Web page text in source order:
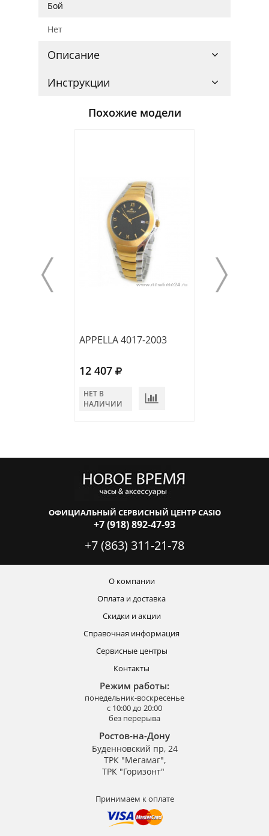
Бой
Нет
Описание
Инструкции
Похожие модели
APPELLA 4017-2003
12 407
НЕТ В
НАЛИЧИИ
ОФИЦИАЛЬНЫЙ СЕРВИСНЫЙ ЦЕНТР CASIO
+7 (918) 892-47-93
+7 (863) 311-21-78
О компании
Оплата и доставка
Скидки и акции
Справочная информация
Сервисные центры
Контакты
Режим работы:
понедельник-воскресенье
с 10:00 до 20:00
без перерыва
Ростов-на-Дону
Буденновский пр, 24
ТРК "Мегамаг",
ТРК "Горизонт"
Принимаем к оплате